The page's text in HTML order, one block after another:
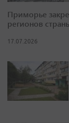
Приморье
регионов
17.07.2026